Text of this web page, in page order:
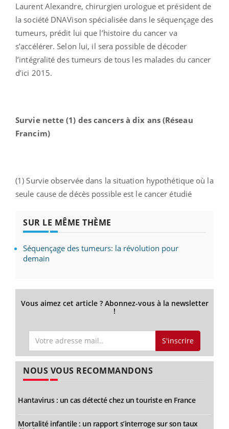
Laurent Alexandre, chirurgien urologue et président de
la société DNAVison spécialisée dans le séquençage des
tumeurs, prédit lui que l’histoire du cancer va
s’accélérer. Selon lui, il sera possible de décoder
l’intégralité des tumeurs de tous les malades du cancer
d’ici 2015.
Survie nette (1) des cancers à dix ans (Réseau
Francim)
(1) Survie observée dans la situation hypothétique où la
seule cause de décès possible est le cancer étudié
SUR LE MÊME THÈME
Séquençage des tumeurs: la révolution pour
demain
Vous aimez cet article ? Abonnez-vous à la newsletter
!
S'inscrire
NOUS VOUS RECOMMANDONS
Hantavirus : un cas détecté chez un touriste en France
Mortalité infantile : un rapport s’interroge sur son taux